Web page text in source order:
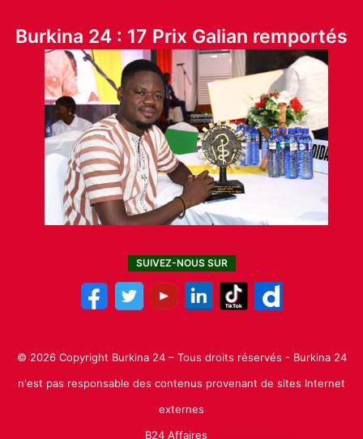
Burkina 24 : 17 Prix Galian remportés
SUIVEZ-NOUS SUR
© 2026 Copyright Burkina 24 – Tous droits réservés - Burkina 24
n'est pas responsable des contenus provenant de sites Internet
externes
B24 Affaires